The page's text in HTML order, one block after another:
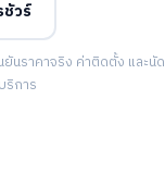
ชัวร์
นราคาจริง ค่าติดตั้ง และนัด
ริการ